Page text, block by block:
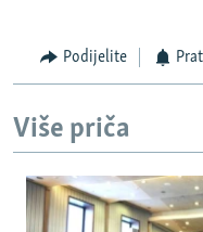
Auto
Podijelite
Više priča